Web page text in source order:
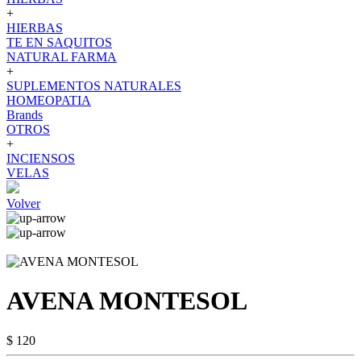
+
HIERBAS
TE EN SAQUITOS
NATURAL FARMA
+
SUPLEMENTOS NATURALES
HOMEOPATIA
Brands
OTROS
+
INCIENSOS
VELAS
Volver
AVENA MONTESOL
$ 120